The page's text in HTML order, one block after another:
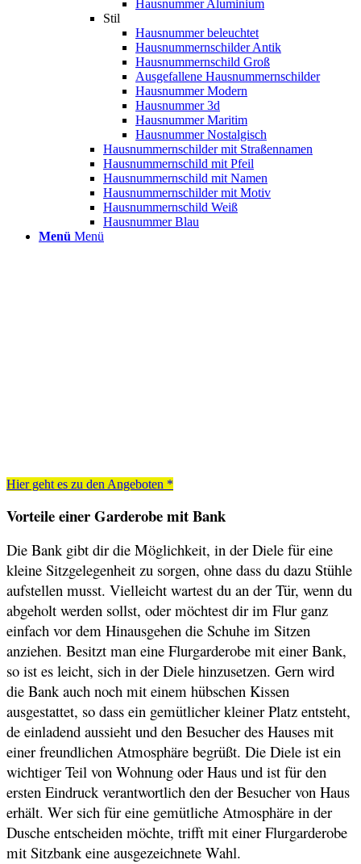
Hausnummer Aluminium
Stil
Hausnummer beleuchtet
Hausnummernschilder Antik
Hausnummernschild Groß
Ausgefallene Hausnummernschilder
Hausnummer Modern
Hausnummer 3d
Hausnummer Maritim
Hausnummer Nostalgisch
Hausnummernschilder mit Straßennamen
Hausnummernschild mit Pfeil
Hausnummernschild mit Namen
Hausnummernschilder mit Motiv
Hausnummernschild Weiß
Hausnummer Blau
Menü Menü
Hier geht es zu den Angeboten *
Vorteile einer Garderobe mit Bank
Die Bank gibt dir die Möglichkeit, in der Diele für eine
kleine Sitzgelegenheit zu sorgen, ohne dass du dazu Stühle
aufstellen musst. Vielleicht wartest du an der Tür, wenn du
abgeholt werden sollst, oder möchtest dir im Flur ganz
einfach vor dem Hinausgehen die Schuhe im Sitzen
anziehen. Besitzt man eine Flurgarderobe mit einer Bank,
so ist es leicht, sich in der Diele hinzusetzen. Gern wird
die Bank auch noch mit einem hübschen Kissen
ausgestattet, so dass ein gemütlicher kleiner Platz entsteht,
de einladend aussieht und den Besucher des Hauses mit
einer freundlichen Atmosphäre begrüßt. Die Diele ist ein
wichtiger Teil von Wohnung oder Haus und ist für den
ersten Eindruck verantwortlich den der Besucher von Haus
erhält. Wer sich für eine gemütliche Atmosphäre in der
Dusche entscheiden möchte, trifft mit einer Flurgarderobe
mit Sitzbank eine ausgezeichnete Wahl.